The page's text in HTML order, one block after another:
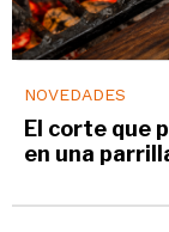
NOVEDADES
El corte que
en una